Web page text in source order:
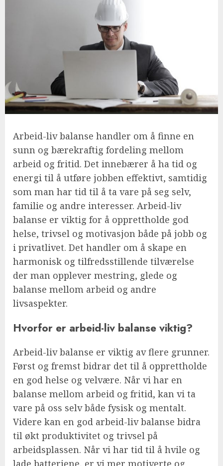
Arbeid-liv balanse handler om å finne en
sunn og bærekraftig fordeling mellom
arbeid og fritid. Det innebærer å ha tid og
energi til å utføre jobben effektivt, samtidig
som man har tid til å ta vare på seg selv,
familie og andre interesser. Arbeid-liv
balanse er viktig for å opprettholde god
helse, trivsel og motivasjon både på jobb og
i privatlivet. Det handler om å skape en
harmonisk og tilfredsstillende tilværelse
der man opplever mestring, glede og
balanse mellom arbeid og andre
livsaspekter.
Hvorfor er arbeid-liv balanse viktig?
Arbeid-liv balanse er viktig av flere grunner.
Først og fremst bidrar det til å opprettholde
en god helse og velvære. Når vi har en
balanse mellom arbeid og fritid, kan vi ta
vare på oss selv både fysisk og mentalt.
Videre kan en god arbeid-liv balanse bidra
til økt produktivitet og trivsel på
arbeidsplassen. Når vi har tid til å hvile og
lade batteriene, er vi mer motiverte og